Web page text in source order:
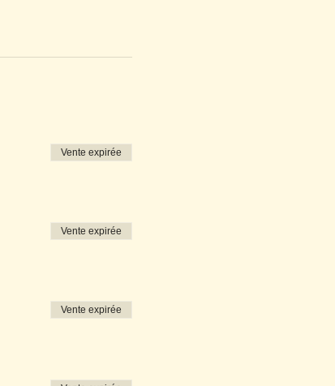
Vente expirée
Vente expirée
Vente expirée